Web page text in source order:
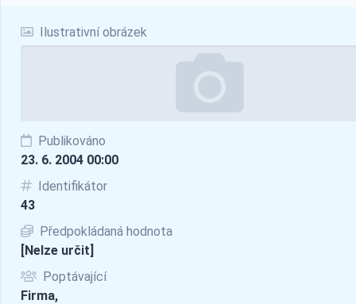
Ilustrativní obrázek
Publikováno
23. 6. 2004 00:00
Identifikátor
43
Předpokládaná hodnota
[Nelze určit]
Poptávající
Firma,